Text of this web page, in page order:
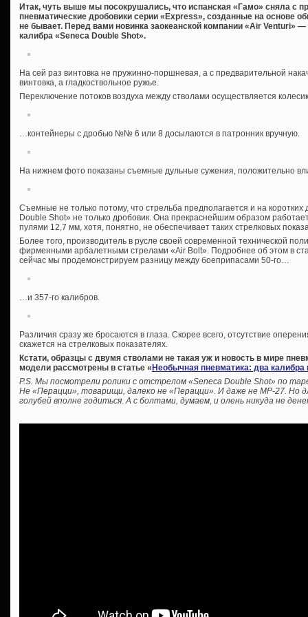
Итак, чуть выше мы посокрушались, что испанская «Гамо» сняла с
пневматические дробовики серии «Express», созданные на основе
не бывает. Перед вами новинка заокеанской компании «Air Venturi»
калибра «Seneca Double Shot».
На сей раз винтовка не пружинно-поршневая, а с предварительной
винтовка, а гладкоствольное ружье.
Переключение потоков воздуха между стволами осуществляется
…контейнеры с дробью №№ 6 или 8 досылаются в патронник вручную.
На нижнем фото показаны съемные дульные сужения, положительно
Съемные не только потому, что стрельба предполагается и на
Double Shot» не только дробовик. Она прекраснейшим образом
пулями 12,7 мм, хотя, понятно, не обеспечивает таких стрелковых
Более того, производитель в русле своей современной технической
фирменными арбалетными стрелами «Air Bolt». Подробнее об этом в
сейчас мы продемонстрируем разницу между боеприпасами 50-го…
…и 357-го калибров.
Различия сразу же бросаются в глаза. Скорее всего, отсутствие
скажется на стрелковых показателях.
Кстати, образцы с двумя стволами не такая уж и новость в мире
модели рассмотрены в статье « Необычная пневматика: два калибра
P.S. Мы посмотрели ролики с отстрелом «Seneca Double Shot» по
Не «Перацци», товарищи, далеко не «Перацци». И даже не МР-27. Но
голубей вполне годиться. А с болтами, думаем, и олень никуда не